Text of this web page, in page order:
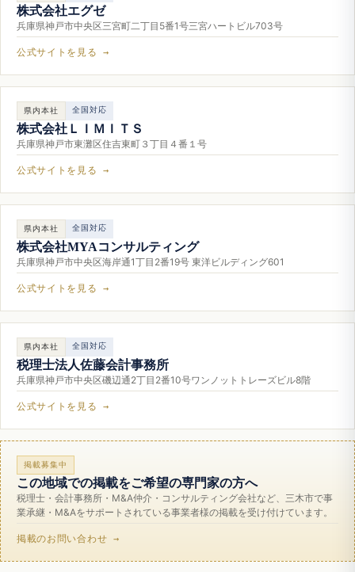
株式会社エグゼ
兵庫県神戸市中央区三宮町二丁目5番1号三宮ハートビル703号
公式サイトを見る →
県内本社 全国対応
株式会社ＬＩＭＩＴＳ
兵庫県神戸市東灘区住吉東町３丁目４番１号
公式サイトを見る →
県内本社 全国対応
株式会社MYAコンサルティング
兵庫県神戸市中央区海岸通1丁目2番19号 東洋ビルディング601
公式サイトを見る →
県内本社 全国対応
税理士法人佐藤会計事務所
兵庫県神戸市中央区磯辺通2丁目2番10号ワンノットトレーズビル8階
公式サイトを見る →
掲載募集中
この地域での掲載をご希望の専門家の方へ
税理士・会計事務所・M&A仲介・コンサルティング会社など、三木市で事
業承継・M&Aをサポートされている事業者様の掲載を受け付けています。
掲載のお問い合わせ →